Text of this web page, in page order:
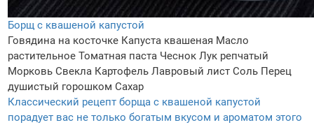
Борщ с квашеной капустой
Говядина на косточке Капуста квашеная Масло
растительное Томатная паста Чеснок Лук репчатый
Морковь Свекла Картофель Лавровый лист Соль Перец
душистый горошком Сахар
Классический рецепт борща с квашеной капустой
порадует вас не только богатым вкусом и ароматом этого